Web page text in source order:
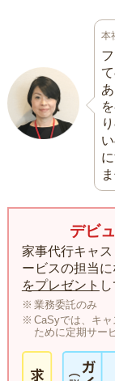
本
デビ
家事代行キャ
ービスの担当
をプレゼント
業務委託のみ
CaSyでは、キ
ために定期サー